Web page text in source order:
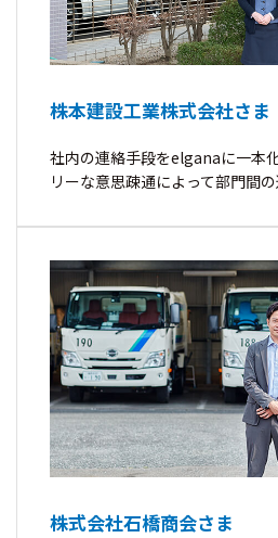
株本建設工業株式会社さま
社内の連絡手段をelganaに一本
リーな意思疎通によって部門間の
株式会社石橋商会さま